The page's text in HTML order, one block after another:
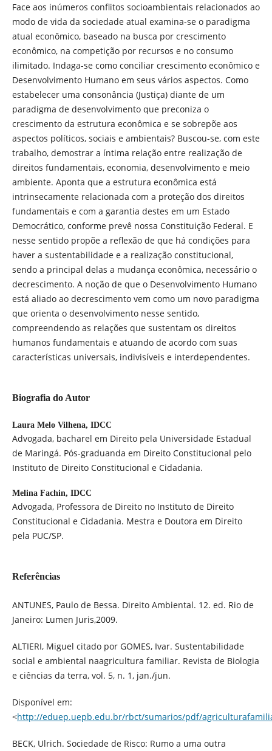
Face aos inúmeros conflitos socioambientais relacionados ao
modo de vida da sociedade atual examina-se o paradigma
atual econômico, baseado na busca por crescimento
econômico, na competição por recursos e no consumo
ilimitado. Indaga-se como conciliar crescimento econômico e
Desenvolvimento Humano em seus vários aspectos. Como
estabelecer uma consonância (Justiça) diante de um
paradigma de desenvolvimento que preconiza o
crescimento da estrutura econômica e se sobrepõe aos
aspectos políticos, sociais e ambientais? Buscou-se, com este
trabalho, demostrar a íntima relação entre realização de
direitos fundamentais, economia, desenvolvimento e meio
ambiente. Aponta que a estrutura econômica está
intrinsecamente relacionada com a proteção dos direitos
fundamentais e com a garantia destes em um Estado
Democrático, conforme prevê nossa Constituição Federal. E
nesse sentido propõe a reflexão de que há condições para
haver a sustentabilidade e a realização constitucional,
sendo a principal delas a mudança econômica, necessário o
decrescimento. A noção de que o Desenvolvimento Humano
está aliado ao decrescimento vem como um novo paradigma
que orienta o desenvolvimento nesse sentido,
compreendendo as relações que sustentam os direitos
humanos fundamentais e atuando de acordo com suas
características universais, indivisíveis e interdependentes.
Biografia do Autor
Laura Melo Vilhena, IDCC
Advogada, bacharel em Direito pela Universidade Estadual
de Maringá. Pós-graduanda em Direito Constitucional pelo
Instituto de Direito Constitucional e Cidadania.
Melina Fachin, IDCC
Advogada, Professora de Direito no Instituto de Direito
Constitucional e Cidadania. Mestra e Doutora em Direito
pela PUC/SP.
Referências
ANTUNES, Paulo de Bessa. Direito Ambiental. 12. ed. Rio de
Janeiro: Lumen Juris,2009.
ALTIERI, Miguel citado por GOMES, Ivar. Sustentabilidade
social e ambiental naagricultura familiar. Revista de Biologia
e ciências da terra, vol. 5, n. 1, jan./jun.
Disponível em:
<http://eduep.uepb.edu.br/rbct/sumarios/pdf/
BECK, Ulrich. Sociedade de Risco: Rumo a uma outra